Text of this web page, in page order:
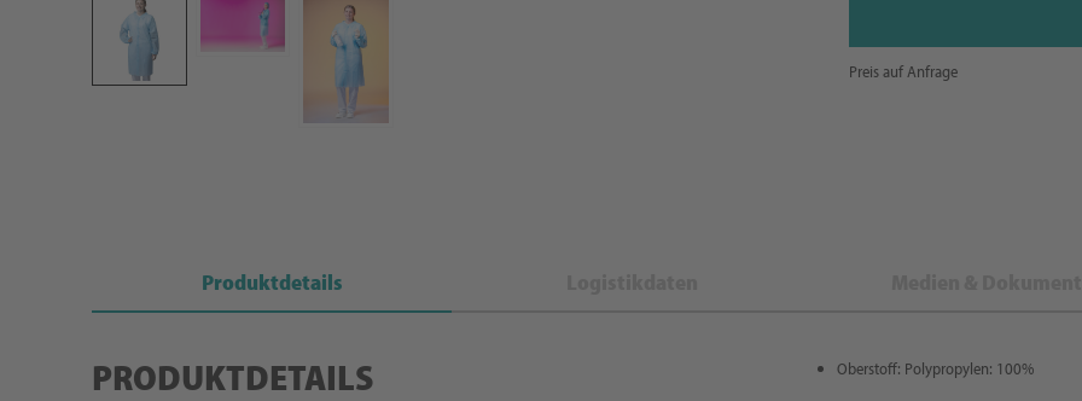
Preis auf Anfrage
Produktdetails
PRODUKTDETAILS Oberstoff: Polypropylen: 100%